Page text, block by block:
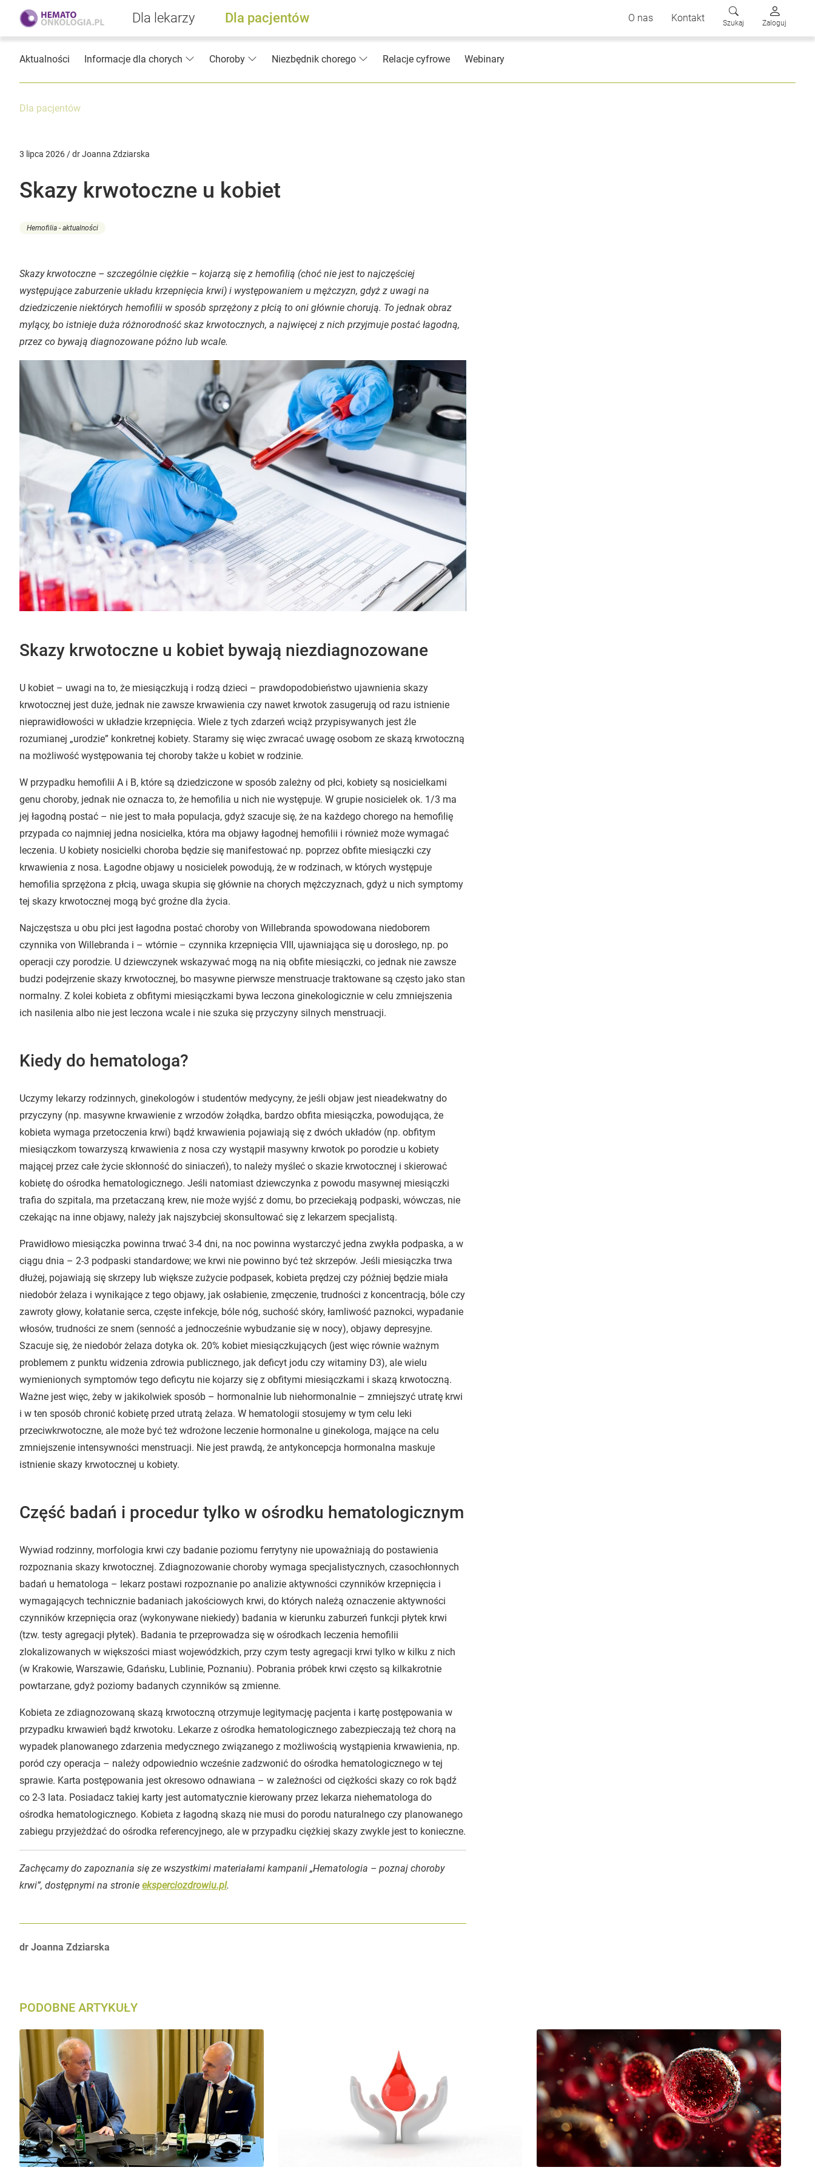
Dla lekarzy Dla pacjentów O nas Kontakt Szukaj Zaloguj
Aktualności Informacje dla chorych Choroby Niezbędnik chorego Relacje cyfrowe Webinary
Dla pacjentów
3 lipca 2026 / dr Joanna Zdziarska
Skazy krwotoczne u kobiet
Hemofilia - aktualności
Skazy krwotoczne – szczególnie ciężkie – kojarzą się z hemofilią (choć nie jest to najczęściej
występujące zaburzenie układu krzepnięcia krwi) i występowaniem u mężczyzn, gdyż z uwagi na
dziedziczenie niektórych hemofilii w sposób sprzężony z płcią to oni głównie chorują. To jednak obraz
mylący, bo istnieje duża różnorodność skaz krwotocznych, a najwięcej z nich przyjmuje postać łagodną,
przez co bywają diagnozowane późno lub wcale.
Skazy krwotoczne u kobiet bywają niezdiagnozowane
U kobiet – uwagi na to, że miesiączkują i rodzą dzieci – prawdopodobieństwo ujawnienia skazy
krwotocznej jest duże, jednak nie zawsze krwawienia czy nawet krwotok zasugerują od razu istnienie
nieprawidłowości w układzie krzepnięcia. Wiele z tych zdarzeń wciąż przypisywanych jest źle
rozumianej „urodzie” konkretnej kobiety. Staramy się więc zwracać uwagę osobom ze skazą krwotoczną
na możliwość występowania tej choroby także u kobiet w rodzinie.
W przypadku hemofilii A i B, które są dziedziczone w sposób zależny od płci, kobiety są nosicielkami
genu choroby, jednak nie oznacza to, że hemofilia u nich nie występuje. W grupie nosicielek ok. 1/3 ma
jej łagodną postać – nie jest to mała populacja, gdyż szacuje się, że na każdego chorego na hemofilię
przypada co najmniej jedna nosicielka, która ma objawy łagodnej hemofilii i również może wymagać
leczenia. U kobiety nosicielki choroba będzie się manifestować np. poprzez obfite miesiączki czy
krwawienia z nosa. Łagodne objawy u nosicielek powodują, że w rodzinach, w których występuje
hemofilia sprzężona z płcią, uwaga skupia się głównie na chorych mężczyznach, gdyż u nich symptomy
tej skazy krwotocznej mogą być groźne dla życia.
Najczęstsza u obu płci jest łagodna postać choroby von Willebranda spowodowana niedoborem
czynnika von Willebranda i – wtórnie – czynnika krzepnięcia VIII, ujawniająca się u dorosłego, np. po
operacji czy porodzie. U dziewczynek wskazywać mogą na nią obfite miesiączki, co jednak nie zawsze
budzi podejrzenie skazy krwotocznej, bo masywne pierwsze menstruacje traktowane są często jako stan
normalny. Z kolei kobieta z obfitymi miesiączkami bywa leczona ginekologicznie w celu zmniejszenia
ich nasilenia albo nie jest leczona wcale i nie szuka się przyczyny silnych menstruacji.
Kiedy do hematologa?
Uczymy lekarzy rodzinnych, ginekologów i studentów medycyny, że jeśli objaw jest nieadekwatny do
przyczyny (np. masywne krwawienie z wrzodów żołądka, bardzo obfita miesiączka, powodująca, że
kobieta wymaga przetoczenia krwi) bądź krwawienia pojawiają się z dwóch układów (np. obfitym
miesiączkom towarzyszą krwawienia z nosa czy wystąpił masywny krwotok po porodzie u kobiety
mającej przez całe życie skłonność do siniaczeń), to należy myśleć o skazie krwotocznej i skierować
kobietę do ośrodka hematologicznego. Jeśli natomiast dziewczynka z powodu masywnej miesiączki
trafia do szpitala, ma przetaczaną krew, nie może wyjść z domu, bo przeciekają podpaski, wówczas, nie
czekając na inne objawy, należy jak najszybciej skonsultować się z lekarzem specjalistą.
Prawidłowo miesiączka powinna trwać 3-4 dni, na noc powinna wystarczyć jedna zwykła podpaska, a w
ciągu dnia – 2-3 podpaski standardowe; we krwi nie powinno być też skrzepów. Jeśli miesiączka trwa
dłużej, pojawiają się skrzepy lub większe zużycie podpasek, kobieta prędzej czy później będzie miała
niedobór żelaza i wynikające z tego objawy, jak osłabienie, zmęczenie, trudności z koncentracją, bóle czy
zawroty głowy, kołatanie serca, częste infekcje, bóle nóg, suchość skóry, łamliwość paznokci, wypadanie
włosów, trudności ze snem (senność a jednocześnie wybudzanie się w nocy), objawy depresyjne.
Szacuje się, że niedobór żelaza dotyka ok. 20% kobiet miesiączkujących (jest więc równie ważnym
problemem z punktu widzenia zdrowia publicznego, jak deficyt jodu czy witaminy D3), ale wielu
wymienionych symptomów tego deficytu nie kojarzy się z obfitymi miesiączkami i skazą krwotoczną.
Ważne jest więc, żeby w jakikolwiek sposób – hormonalnie lub niehormonalnie – zmniejszyć utratę krwi
i w ten sposób chronić kobietę przed utratą żelaza. W hematologii stosujemy w tym celu leki
przeciwkrwotoczne, ale może być też wdrożone leczenie hormonalne u ginekologa, mające na celu
zmniejszenie intensywności menstruacji. Nie jest prawdą, że antykoncepcja hormonalna maskuje
istnienie skazy krwotocznej u kobiety.
Część badań i procedur tylko w ośrodku hematologicznym
Wywiad rodzinny, morfologia krwi czy badanie poziomu ferrytyny nie upoważniają do postawienia
rozpoznania skazy krwotocznej. Zdiagnozowanie choroby wymaga specjalistycznych, czasochłonnych
badań u hematologa – lekarz postawi rozpoznanie po analizie aktywności czynników krzepnięcia i
wymagających technicznie badaniach jakościowych krwi, do których należą oznaczenie aktywności
czynników krzepnięcia oraz (wykonywane niekiedy) badania w kierunku zaburzeń funkcji płytek krwi
(tzw. testy agregacji płytek). Badania te przeprowadza się w ośrodkach leczenia hemofilii
zlokalizowanych w większości miast wojewódzkich, przy czym testy agregacji krwi tylko w kilku z nich
(w Krakowie, Warszawie, Gdańsku, Lublinie, Poznaniu). Pobrania próbek krwi często są kilkakrotnie
powtarzane, gdyż poziomy badanych czynników są zmienne.
Kobieta ze zdiagnozowaną skazą krwotoczną otrzymuje legitymację pacjenta i kartę postępowania w
przypadku krwawień bądź krwotoku. Lekarze z ośrodka hematologicznego zabezpieczają też chorą na
wypadek planowanego zdarzenia medycznego związanego z możliwością wystąpienia krwawienia, np.
poród czy operacja – należy odpowiednio wcześnie zadzwonić do ośrodka hematologicznego w tej
sprawie. Karta postępowania jest okresowo odnawiana – w zależności od ciężkości skazy co rok bądź
co 2-3 lata. Posiadacz takiej karty jest automatycznie kierowany przez lekarza niehematologa do
ośrodka hematologicznego. Kobieta z łagodną skazą nie musi do porodu naturalnego czy planowanego
zabiegu przyjeżdżać do ośrodka referencyjnego, ale w przypadku ciężkiej skazy zwykle jest to konieczne.
Zachęcamy do zapoznania się ze wszystkimi materiałami kampanii „Hematologia – poznaj choroby
krwi”, dostępnymi na stronie eksperciozdrowiu.pl.
Autorzy:
dr Joanna Zdziarska
PODOBNE ARTYKUŁY